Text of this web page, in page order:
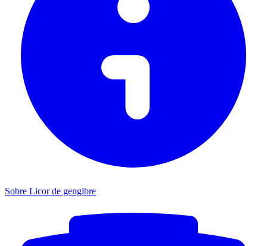
Sobre Licor de gengibre